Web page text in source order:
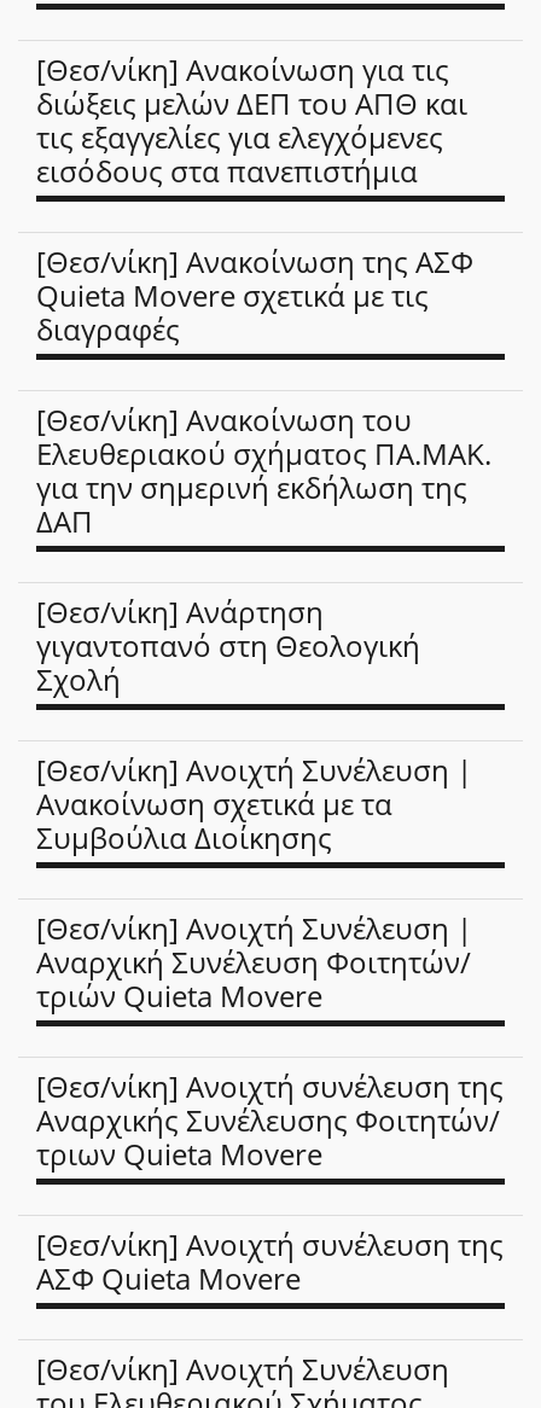
[Θεσ/νίκη] Ανακοίνωση για τις
διώξεις μελών ΔΕΠ του ΑΠΘ και
τις εξαγγελίες για ελεγχόμενες
εισόδους στα πανεπιστήμια
[Θεσ/νίκη] Ανακοίνωση της ΑΣΦ
Quieta Movere σχετικά με τις
διαγραφές
[Θεσ/νίκη] Ανακοίνωση του
Ελευθεριακού σχήματος ΠΑ.ΜΑΚ.
για την σημερινή εκδήλωση της
ΔΑΠ
[Θεσ/νίκη] Ανάρτηση
γιγαντοπανό στη Θεολογική
Σχολή
[Θεσ/νίκη] Ανοιχτή Συνέλευση |
Ανακοίνωση σχετικά με τα
Συμβούλια Διοίκησης
[Θεσ/νίκη] Ανοιχτή Συνέλευση |
Αναρχική Συνέλευση Φοιτητών/
τριών Quieta Movere
[Θεσ/νίκη] Ανοιχτή συνέλευση της
Αναρχικής Συνέλευσης Φοιτητών/
τριων Quieta Movere
[Θεσ/νίκη] Ανοιχτή συνέλευση της
ΑΣΦ Quieta Movere
[Θεσ/νίκη] Ανοιχτή Συνέλευση